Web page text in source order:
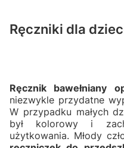
Ręczniki dla
Ręcznik bawełniany
niezwykle przydatne
W przypadku małych
był kolorowy i
użytkowania. Młody